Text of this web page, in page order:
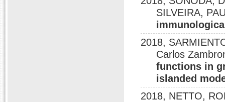
SILVEIRA,
2018,
Carlos
functions in
islanded
2018, NETTO,